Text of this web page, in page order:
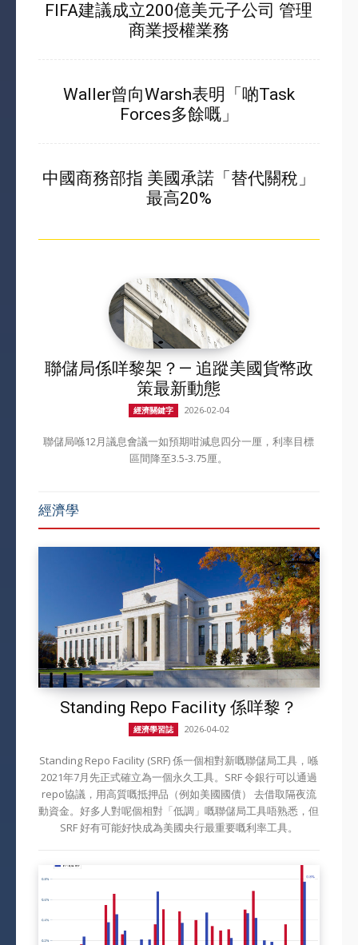
FIFA建議成立200億美元子公司 管理
商業授權業務
Waller曾向Warsh表明「啲Task
Forces多餘嘅」
中國商務部指 美國承諾「替代關稅」
最高20%
聯儲局係咩黎架？— 追蹤美國貨幣政
策最新動態
經濟關鍵字 2026-02-04
聯儲局喺12月議息會議一如預期咁減息四分一厘，利率目標
區間降至3.5-3.75厘。
經濟學
Standing Repo Facility 係咩黎？
經濟學習誌 2026-04-02
Standing Repo Facility (SRF) 係一個相對新嘅聯儲局工具，喺
2021年7月先正式確立為一個永久工具。SRF 令銀行可以通過
repo協議，用高質嘅抵押品（例如美國國債） 去借取隔夜流
動資金。好多人對呢個相對「低調」嘅聯儲局工具唔熟悉，但
SRF 好有可能好快成為美國央行最重要嘅利率工具。